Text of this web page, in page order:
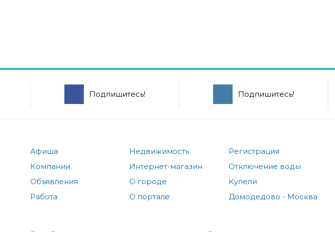
Подпишитесь! Подпишитесь!
Афиша
Компании
Объявления
Работа
Недвижимость
Интернет-магазин
О городе
О портале
Регистрация
Отключение воды
Купели
Домодедово - Москва